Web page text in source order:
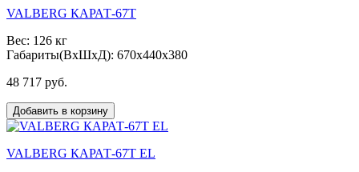
VALBERG КАРАТ-67T
Вес: 126 кг
Габариты(ВxШxД): 670x440x380
48 717 руб.
Добавить в корзину
VALBERG КАРАТ-67T EL